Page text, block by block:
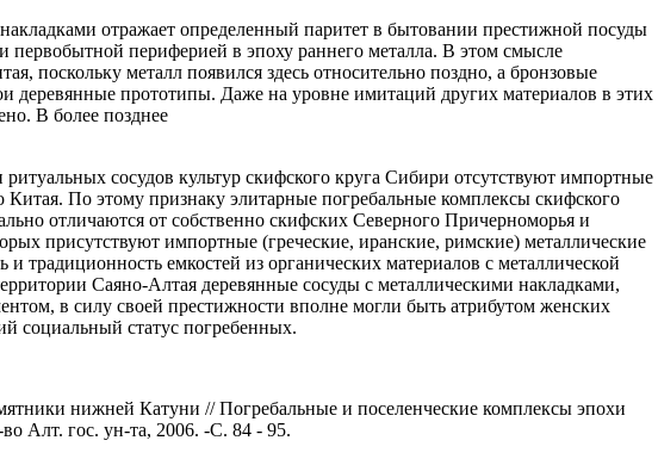
отражает определенный паритет в бытовании престижной посуды
периферией в эпоху раннего металла. В этом смысле
поскольку металл появился здесь относительно поздно, а бронзовые
деревянные прототипы. Даже на уровне имитаций других материалов в этих
В более позднее
ритуальных сосудов культур скифского круга Сибири отсутствуют импортные
Китая. По этому признаку элитарные погребальные комплексы скифского
отличаются от собственно скифских Северного Причерноморья и
присутствуют импортные (греческие, иранские, римские) металлические
и традиционность емкостей из органических материалов с металлической
Саяно-Алтая деревянные сосуды с металлическими накладками,
в силу своей престижности вполне могли быть атрибутом женских
социальный статус погребенных.
нижней Катуни // Погребальные и поселенческие комплексы эпохи
Алт. гос. ун-та, 2006. -С. 84 - 95.